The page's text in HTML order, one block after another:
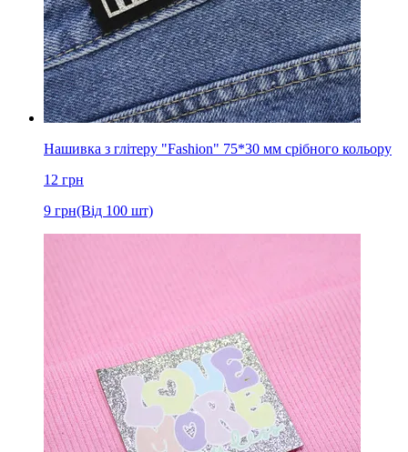
Нашивка з глітеру "Fashion" 75*30 мм срібного кольору
12 грн
9 грн(Від 100 шт)